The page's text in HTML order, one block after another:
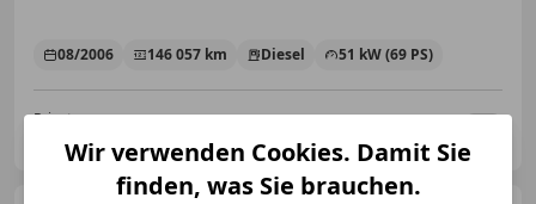
08/2006 146 057 km Diesel 51 kW (69 PS)
Privat
AT-6300 Wörgl
Wir verwenden Cookies. Damit Sie
finden, was Sie brauchen.